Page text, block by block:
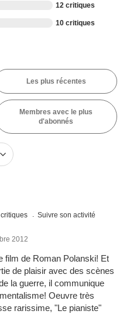
12 critiques
10 critiques
Les plus récentes
Membres avec le plus
d'abonnés
Suivre son activité
2012
film de Roman Polanski! Et
de plaisir avec des scènes
la guerre, il communique
Oeuvre très
rarissime, "Le pianiste"